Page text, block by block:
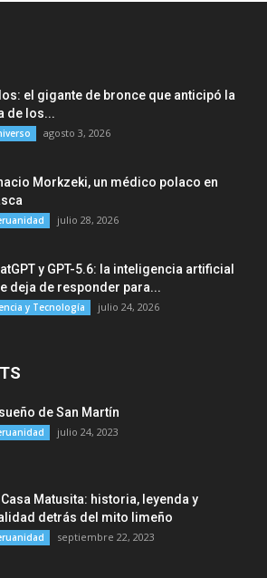
el gigante de bronce que anticipó la
de los...
agosto 3, 2026
Morkzeki, un médico polaco en
julio 28, 2026
y GPT-5.6: la inteligencia artificial
deja de responder para...
y Tecnología julio 24, 2026
de San Martín
julio 24, 2023
Casa Matusita: historia, leyenda y
detrás del mito limeño
septiembre 22, 2023